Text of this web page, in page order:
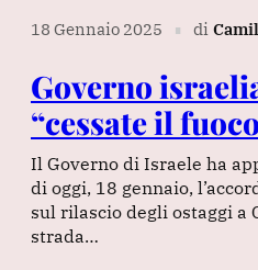
18 Gennaio 2025 ∎ di
Governo
“cessate il
Il Governo di Israele ha
di oggi, 18 gennaio,
sul rilascio degli ostaggi a
strada…